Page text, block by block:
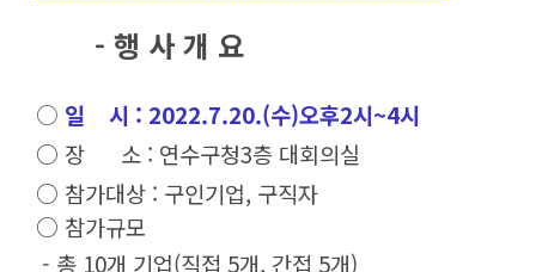
- 행 사 개 요
○ 일 시 : 2022.7.20.(수)오후2시~4시
○ 장 소 : 연수구청3층 대회의실
○ 참가대상 : 구인기업, 구직자
○ 참가규모
- 총 10개 기업(직접 5개, 간접 5개)